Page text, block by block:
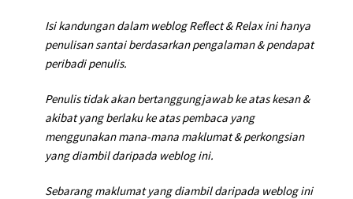
Isi kandungan dalam weblog Reflect & Relax ini hanya
penulisan santai berdasarkan pengalaman & pendapat
peribadi penulis.
Penulis tidak akan bertanggungjawab ke atas kesan &
akibat yang berlaku ke atas pembaca yang
menggunakan mana-mana maklumat & perkongsian
yang diambil daripada weblog ini.
Sebarang maklumat yang diambil daripada weblog ini